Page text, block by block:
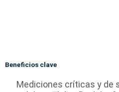
Beneficios clave
Mediciones críticas y de